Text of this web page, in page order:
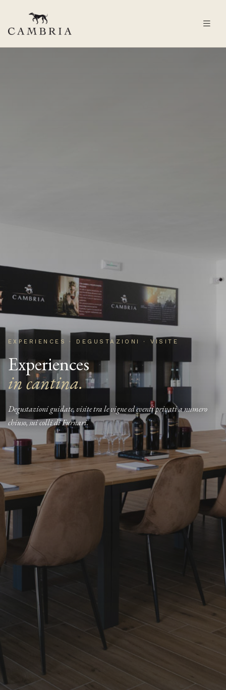
EXPERIENCES · DEGUSTAZIONI · VISITE
Experiences
in cantina.
Degustazioni guidate, visite tra le vigne ed eventi privati a numero
chiuso, sui colli di Furnari.